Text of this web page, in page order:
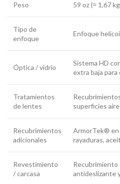
Peso 59 oz (≈ 1,67
Tipo de
enfoque
Enfoque
Óptica / vidrio
Sistema HD
extra baja
Tratamientos
de lentes
superficies
Recubrimientos
adicionales
ArmorTek®
rayaduras,
Revestimiento
/ carcasa
Recubrimiento
antideslizante